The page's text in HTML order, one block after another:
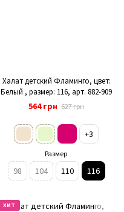
Халат детский Фламинго, цвет:
Белый , размер: 116, арт. 882-909
564 грн 627 грн
+3
Размер
98 104 110 116
ХИТ